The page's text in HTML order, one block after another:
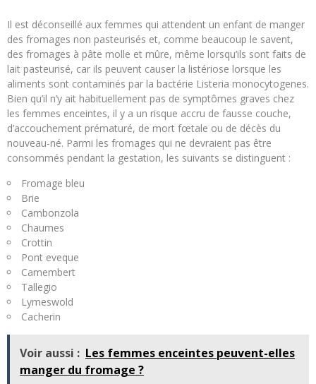
Il est déconseillé aux femmes qui attendent un enfant de manger
des fromages non pasteurisés et, comme beaucoup le savent,
des fromages à pâte molle et mûre, même lorsqu’ils sont faits de
lait pasteurisé, car ils peuvent causer la listériose lorsque les
aliments sont contaminés par la bactérie Listeria monocytogenes.
Bien qu’il n’y ait habituellement pas de symptômes graves chez
les femmes enceintes, il y a un risque accru de fausse couche,
d’accouchement prématuré, de mort fœtale ou de décès du
nouveau-né. Parmi les fromages qui ne devraient pas être
consommés pendant la gestation, les suivants se distinguent :
Fromage bleu
Brie
Cambonzola
Chaumes
Crottin
Pont eveque
Camembert
Tallegio
Lymeswold
Cacherin
Voir aussi : Les femmes enceintes peuvent-elles
manger du fromage ?